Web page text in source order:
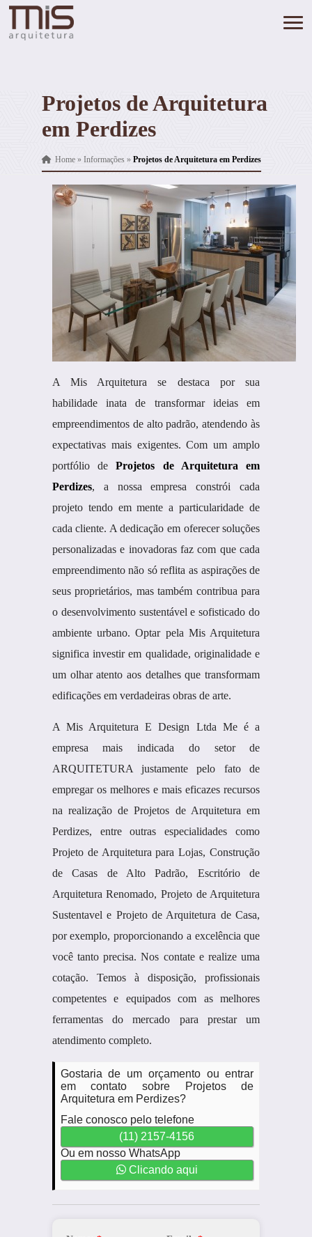
Projetos de Arquitetura
em Perdizes
Home» Informações » Projetos de Arquitetura em Perdizes
A Mis Arquitetura se destaca por sua
habilidade inata de transformar ideias em
empreendimentos de alto padrão, atendendo às
expectativas mais exigentes. Com um amplo
portfólio deProjetos de Arquitetura em
Perdizes, a nossa empresa constrói cada
projeto tendo em mente a particularidade de
cada cliente. A dedicação em oferecer soluções
personalizadas e inovadoras faz com que cada
empreendimento não só reflita as aspirações de
seus proprietários, mas também contribua para
o desenvolvimento sustentável e sofisticado do
ambiente urbano. Optar pela Mis Arquitetura
significa investir em qualidade, originalidade e
um olhar atento aos detalhes que transformam
edificações em verdadeiras obras de arte.
A Mis Arquitetura E Design Ltda Me é a
empresa mais indicada do setor de
ARQUITETURA justamente pelo fato de
empregar os melhores e mais eficazes recursos
na realização de Projetos de Arquitetura em
Perdizes, entre outras especialidades como
Projeto de Arquitetura para Lojas, Construção
de Casas de Alto Padrão, Escritório de
Arquitetura Renomado, Projeto de Arquitetura
Sustentavel e Projeto de Arquitetura de Casa,
por exemplo, proporcionando a excelência que
você tanto precisa. Nos contate e realize uma
cotação. Temos à disposição, profissionais
competentes e equipados com as melhores
ferramentas do mercado para prestar um
atendimento completo.
Gostaria de um orçamento ou entrar
em contato sobre Projetos de
Arquitetura em Perdizes?
Fale conosco pelo telefone
(11) 2157-4156
Ou em nosso WhatsApp
Clicando aqui